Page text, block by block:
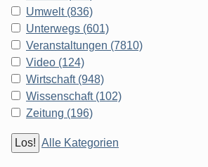
Umwelt (836)
Unterwegs (601)
Veranstaltungen (7810)
Video (124)
Wirtschaft (948)
Wissenschaft (102)
Zeitung (196)
Alle Kategorien